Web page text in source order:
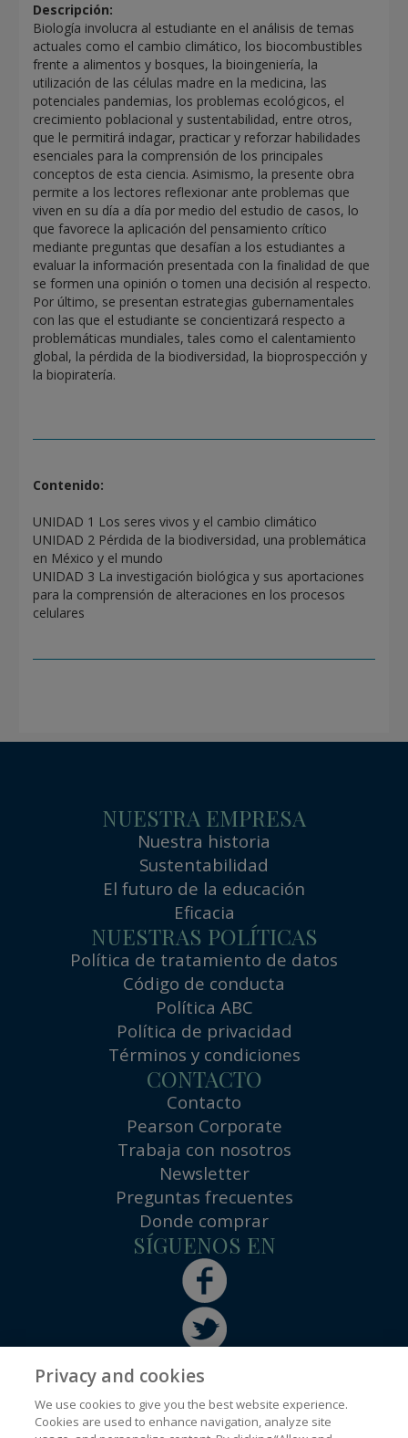
Descripción:
Biología involucra al estudiante en el análisis de temas
actuales como el cambio climático, los biocombustibles
frente a alimentos y bosques, la bioingeniería, la
utilización de las células madre en la medicina, las
potenciales pandemias, los problemas ecológicos, el
crecimiento poblacional y sustentabilidad, entre otros,
que le permitirá indagar, practicar y reforzar habilidades
esenciales para la comprensión de los principales
conceptos de esta ciencia. Asimismo, la presente obra
permite a los lectores reflexionar ante problemas que
viven en su día a día por medio del estudio de casos, lo
que favorece la aplicación del pensamiento crítico
mediante preguntas que desafían a los estudiantes a
evaluar la información presentada con la finalidad de que
se formen una opinión o tomen una decisión al respecto.
Por último, se presentan estrategias gubernamentales
con las que el estudiante se concientizará respecto a
problemáticas mundiales, tales como el calentamiento
global, la pérdida de la biodiversidad, la bioprospección y
la biopiratería.
Contenido:
UNIDAD 1 Los seres vivos y el cambio climático
UNIDAD 2 Pérdida de la biodiversidad, una problemática
en México y el mundo
UNIDAD 3 La investigación biológica y sus aportaciones
para la comprensión de alteraciones en los procesos
celulares
NUESTRA EMPRESA
Nuestra historia
Sustentabilidad
El futuro de la educación
Eficacia
NUESTRAS POLÍTICAS
Política de tratamiento de datos
Código de conducta
Política ABC
Política de privacidad
Términos y condiciones
CONTACTO
Contacto
Pearson Corporate
Trabaja con nosotros
Newsletter
Preguntas frecuentes
Donde comprar
SÍGUENOS EN
Privacy and cookies
We use cookies to give you the best website experience.
Cookies are used to enhance navigation, analyze site